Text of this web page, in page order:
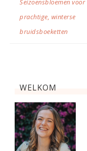
Seizoensbloemen voor
prachtige, winterse
bruidsboeketten
WELKOM